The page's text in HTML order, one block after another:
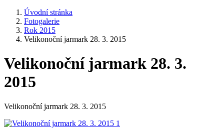
Úvodní stránka
Fotogalerie
Rok 2015
Velikonoční jarmark 28. 3. 2015
Velikonoční jarmark 28. 3.
2015
Velikonoční jarmark 28. 3. 2015